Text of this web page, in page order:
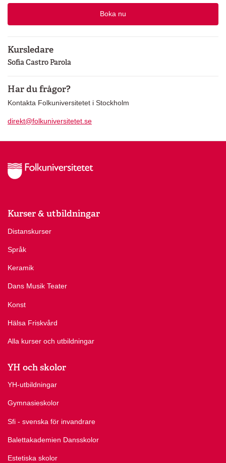
Boka nu
Kursledare
Sofia Castro Parola
Har du frågor?
Kontakta Folkuniversitetet i Stockholm
direkt@folkuniversitetet.se
Kurser & utbildningar
Distanskurser
Språk
Keramik
Dans Musik Teater
Konst
Hälsa Friskvård
Alla kurser och utbildningar
YH och skolor
YH-utbildningar
Gymnasieskolor
Sfi - svenska för invandrare
Balettakademien Dansskolor
Estetiska skolor